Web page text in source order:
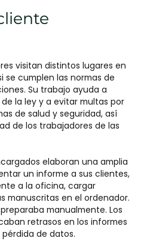
visitan distintos lugares en
se cumplen las normas de
Su trabajo ayuda a
la ley y a evitar multas por
de salud y seguridad, así
de los trabajadores de las
elaboran una amplia
un informe a sus clientes,
a la oficina, cargar
manuscritas en el ordenador.
manualmente. Los
retrasos en los informes
de datos.